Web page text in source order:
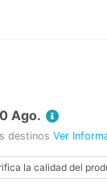
Ago.
destinos Ver
la calidad del